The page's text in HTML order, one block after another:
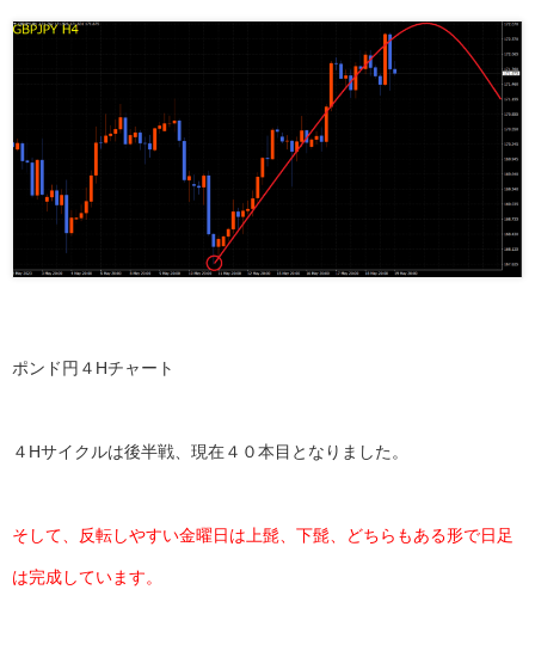
ポンド円４Hチャート
４Hサイクルは後半戦、現在４０本目となりました。
そして、反転しやすい金曜日は上髭、下髭、どちらもある形で日足
は完成しています。